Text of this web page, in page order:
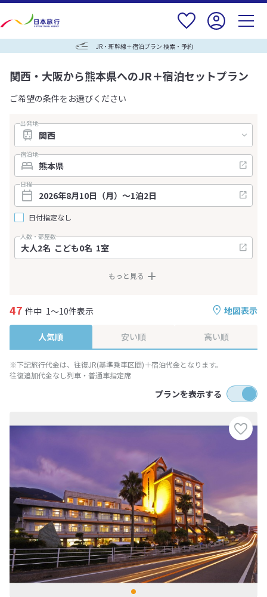
JR・新幹線＋宿泊プラン 検索・予約
関西・大阪から熊本県へのJR＋宿泊セットプラン
ご希望の条件をお選びください
出発地
宿泊地
日程
日付指定なし
人数・部屋数
もっと見る
地図表示
47 件中 1～10件表示
人気順 安い順 高い順
※下記旅行代金は、往復JR(基準乗車区間)＋宿泊代金となります。
往復追加代金なし列車・普通車指定席
プランを表示する